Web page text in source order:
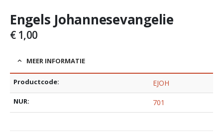
Engels Johannesevangelie
€ 1,00
MEER INFORMATIE
Productcode: EJOH
NUR: 701